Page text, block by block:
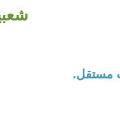
مستقل.